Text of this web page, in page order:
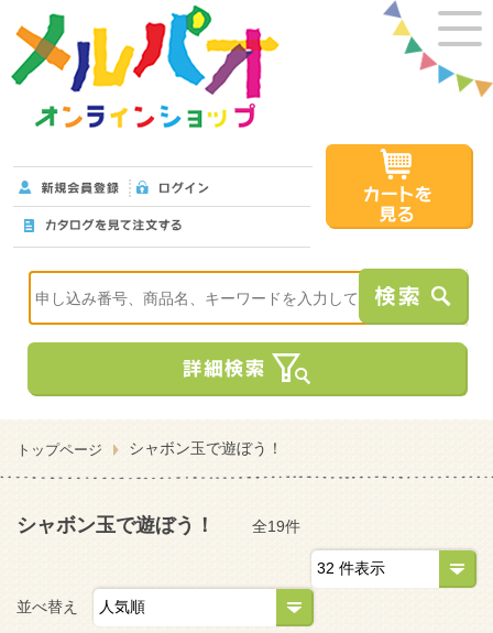
トップページ シャボン玉で遊ぼう！
シャボン玉で遊ぼう！ 全19件
並べ替え